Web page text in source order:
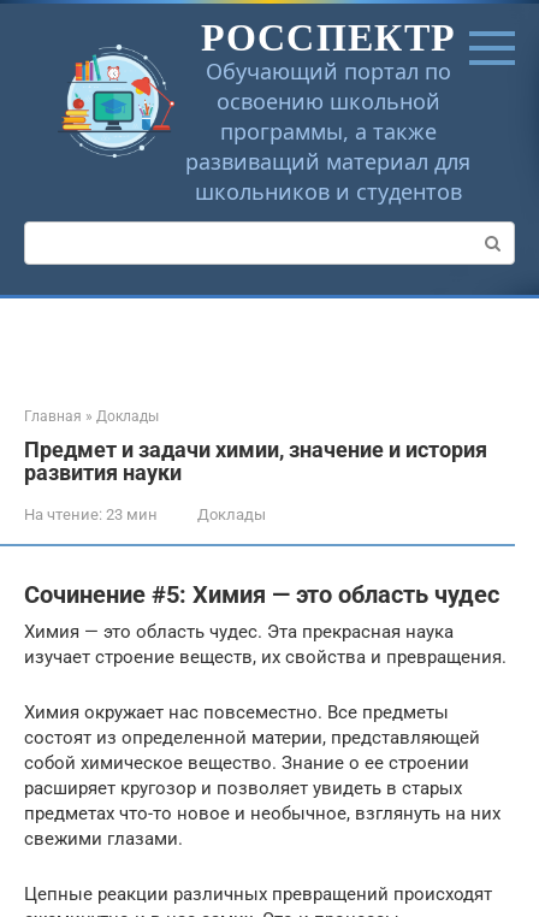
Перейти
РОССПЕКТР
Обучающий портал по
освоению школьной
программы, а также
развиващий материал для
школьников и студентов
Поиск:
Главная » Доклады
Предмет и задачи химии, значение и история
развития науки
На чтение: 23 мин Доклады
Сочинение #5: Химия — это область чудес
Химия — это область чудес. Эта прекрасная наука
изучает строение веществ, их свойства и превращения.
Химия окружает нас повсеместно. Все предметы
состоят из определенной материи, представляющей
собой химическое вещество. Знание о ее строении
расширяет кругозор и позволяет увидеть в старых
предметах что-то новое и необычное, взглянуть на них
свежими глазами.
Цепные реакции различных превращений происходят